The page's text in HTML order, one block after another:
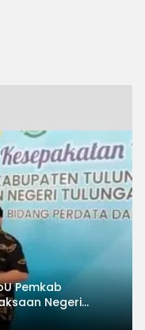
Pemkab
Negeri